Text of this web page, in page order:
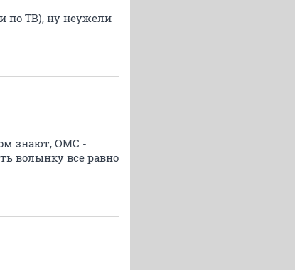
по ТВ), ну неужели
знают, ОМС -
волынку все равно